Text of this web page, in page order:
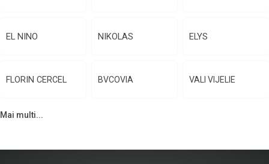
EL NINO NIKOLAS ELYS
FLORIN CERCEL BVCOVIA VALI VIJELIE
Mai multi...